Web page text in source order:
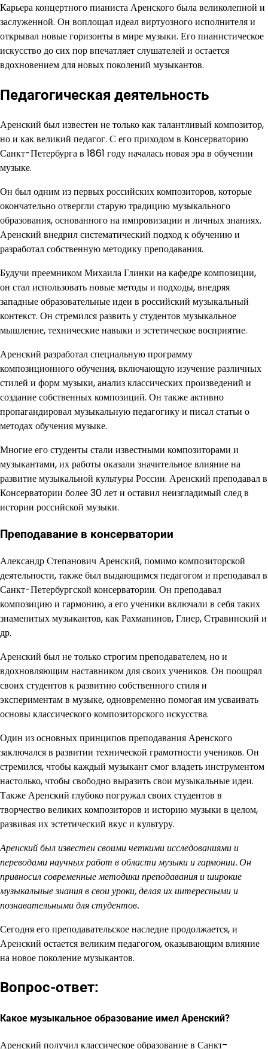
Карьера концертного пианиста Аренского была великолепной и
заслуженной. Он воплощал идеал виртуозного исполнителя и
открывал новые горизонты в мире музыки. Его пианистическое
искусство до сих пор впечатляет слушателей и остается
вдохновением для новых поколений музыкантов.
Педагогическая деятельность
Аренский был известен не только как талантливый композитор,
но и как великий педагог. С его приходом в Консерваторию
Санкт-Петербурга в 1861 году началась новая эра в обучении
музыке.
Он был одним из первых российских композиторов, которые
окончательно отвергли старую традицию музыкального
образования, основанного на импровизации и личных знаниях.
Аренский внедрил систематический подход к обучению и
разработал собственную методику преподавания.
Будучи преемником Михаила Глинки на кафедре композиции,
он стал использовать новые методы и подходы, внедряя
западные образовательные идеи в российский музыкальный
контекст. Он стремился развить у студентов музыкальное
мышление, технические навыки и эстетическое восприятие.
Аренский разработал специальную программу
композиционного обучения, включающую изучение различных
стилей и форм музыки, анализ классических произведений и
создание собственных композиций. Он также активно
пропагандировал музыкальную педагогику и писал статьи о
методах обучения музыке.
Многие его студенты стали известными композиторами и
музыкантами, их работы оказали значительное влияние на
развитие музыкальной культуры России. Аренский преподавал в
Консерватории более 30 лет и оставил неизгладимый след в
истории российской музыки.
Преподавание в консерватории
Александр Степанович Аренский, помимо композиторской
деятельности, также был выдающимся педагогом и преподавал в
Санкт-Петербургской консерватории. Он преподавал
композицию и гармонию, а его ученики включали в себя таких
знаменитых музыкантов, как Рахманинов, Глиер, Стравинский и
др.
Аренский был не только строгим преподавателем, но и
вдохновляющим наставником для своих учеников. Он поощрял
своих студентов к развитию собственного стиля и
экспериментам в музыке, одновременно помогая им усваивать
основы классического композиторского искусства.
Один из основных принципов преподавания Аренского
заключался в развитии технической грамотности учеников. Он
стремился, чтобы каждый музыкант смог владеть инструментом
настолько, чтобы свободно выразить свои музыкальные идеи.
Также Аренский глубоко погружал своих студентов в
творчество великих композиторов и историю музыки в целом,
развивая их эстетический вкус и культуру.
Аренский был известен своими четкими исследованиями и
переводами научных работ в области музыки и гармонии. Он
привносил современные методики преподавания и широкие
музыкальные знания в свои уроки, делая их интересными и
познавательными для студентов.
Сегодня его преподавательское наследие продолжается, и
Аренский остается великим педагогом, оказывающим влияние
на новое поколение музыкантов.
Вопрос-ответ:
Какое музыкальное образование имел Аренский?
Аренский получил классическое образование в Санкт-